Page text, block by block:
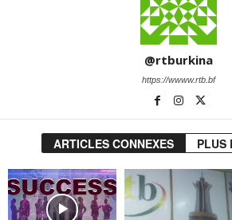
@rtburkina
https://wwww.rtb.bf
ARTICLES CONNEXES PLUS